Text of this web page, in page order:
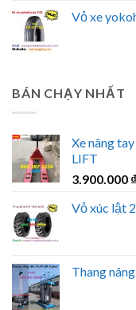
Vỏ xe
BÁN CHẠY NHẤT
Xe nâng
LIFT
3.900.000 ₫
Vỏ xúc lật
Thang